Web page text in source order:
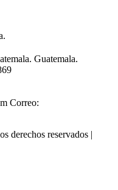
Guatemala.
Correo:
derechos reservados |